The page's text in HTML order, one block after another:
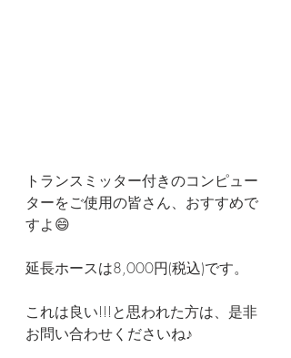
トランスミッター付きのコンピュー
ターをご使用の皆さん、おすすめで
すよ😄
延長ホースは8,000円(税込)です。
これは良い!!!と思われた方は、是非
お問い合わせくださいね♪